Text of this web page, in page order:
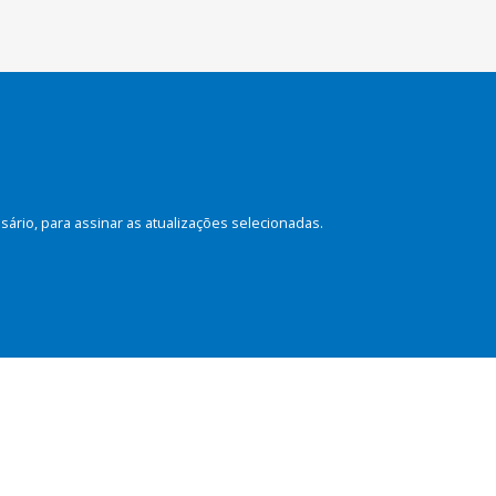
para assinar as atualizações selecionadas.